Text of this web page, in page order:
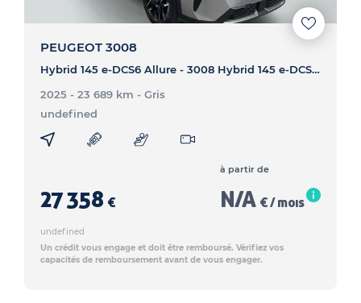
PEUGEOT 3008
Hybrid 145 e-DCS6 Allure - 3008 Hybrid 145 e-DCS6 Allure
2025 - 23 689 km - Gris
undefined
27 358 €
à partir de
N/A € / mois
undefined
Un crédit vous engage et doit être remboursé. Vérifiez vos
capacités de remboursement avant de vous engager.